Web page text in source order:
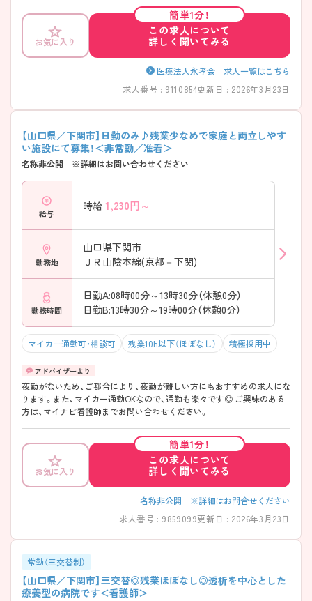
間づくりにチャレンジしてみませんか？ ご興味ある方には、面接対策ポ
イントなど、さらに詳細をお話しいたしますのでお気軽にご相談くださ
お気に入り
簡単1分！
この求人について
詳しく聞いてみる
医療法人永孝会 求人一覧はこちら
求人番号 : 9110854更新日 : 2026年3月23日
【山口県／下関市】日勤のみ♪残業少なめで家庭と両立しやす
い施設にて募集！＜非常勤／准看＞
名称非公開 ※詳細はお問い合わせください
給与
時給 1,230円～
勤務地
山口県下関市
ＪＲ山陰本線(京都－下関)
勤務時間
日勤A:08時00分～13時30分（休憩0分）
日勤B:13時30分～19時00分（休憩0分）
マイカー通勤可・相談可 残業10h以下（ほぼなし） 積極採用中
夜勤がないため、ご都合により、夜勤が難しい方にもおすすめの求人にな
ります。また、マイカー通勤OKなので、通勤も楽々です◎ ご興味のある
方は、マイナビ看護師までお問い合わせください。
お気に入り
簡単1分！
この求人について
詳しく聞いてみる
名称非公開 ※詳細はお問合せください
求人番号 : 9859099更新日 : 2026年3月23日
常勤（三交替制）
【山口県／下関市】三交替◎残業ほぼなし◎透析を中心とした
療養型の病院です＜看護師＞